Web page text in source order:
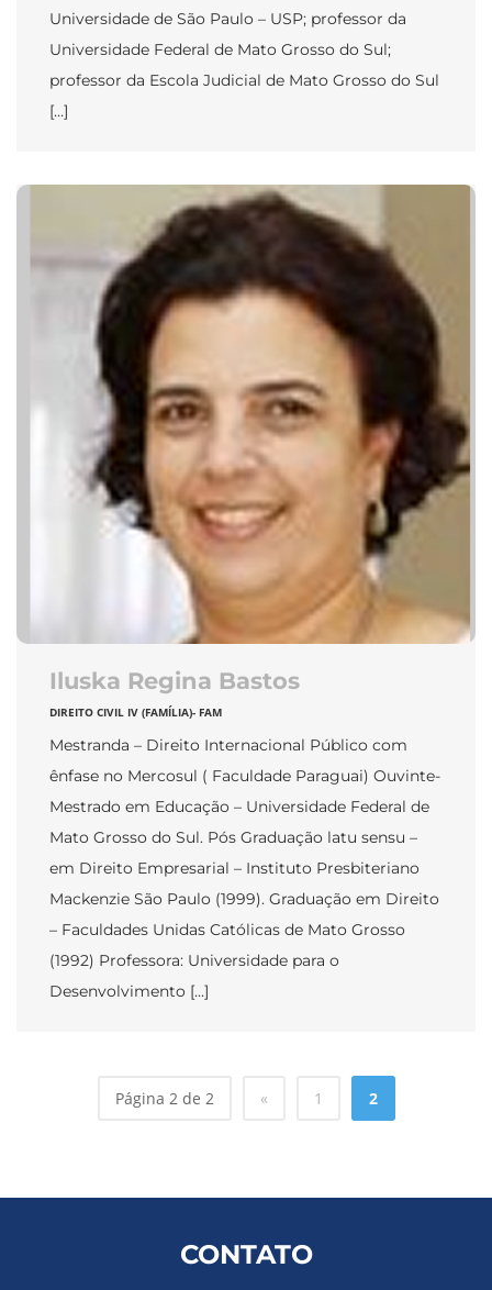
Universidade de São Paulo – USP; professor da
Universidade Federal de Mato Grosso do Sul;
professor da Escola Judicial de Mato Grosso do Sul
[…]
Iluska Regina Bastos
DIREITO CIVIL IV (FAMÍLIA)- FAM
Mestranda – Direito Internacional Público com
ênfase no Mercosul ( Faculdade Paraguai) Ouvinte-
Mestrado em Educação – Universidade Federal de
Mato Grosso do Sul. Pós Graduação latu sensu –
em Direito Empresarial – Instituto Presbiteriano
Mackenzie São Paulo (1999). Graduação em Direito
– Faculdades Unidas Católicas de Mato Grosso
(1992) Professora: Universidade para o
Desenvolvimento […]
Página 2 de 2 « 1 2
CONTATO